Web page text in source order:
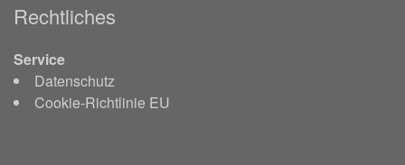
Rechtliches
Service
Datenschutz
Cookie-Richtlinie EU